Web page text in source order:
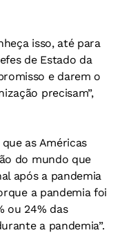
isso, até para
de Estado da
e darem o
precisam”,
as Américas
do mundo que
após a pandemia
a pandemia foi
ou 24% das
a pandemia”.